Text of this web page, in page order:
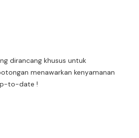
dirancang khusus untuk
menawarkan kenyamanan
to-date !